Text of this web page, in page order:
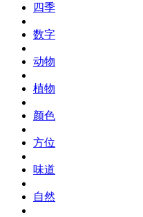
四季
数字
动物
植物
颜色
方位
味道
自然